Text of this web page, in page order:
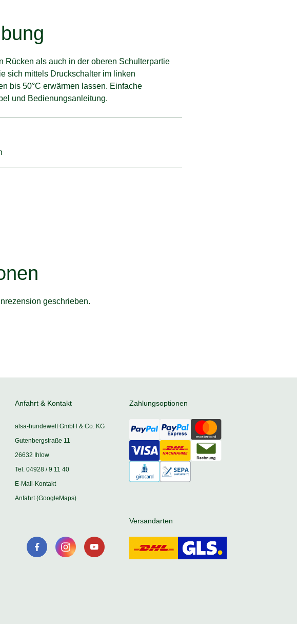
Rücken als auch in der oberen Schulterpartie
sich mittels Druckschalter im linken
bis 50°C erwärmen lassen. Einfache
und Bedienungsanleitung.
geschrieben.
Anfahrt & Kontakt
alsa-hundewelt GmbH & Co. KG
Gutenbergstraße 11
26632 Ihlow
Tel. 04928 / 9 11 40
E-Mail-Kontakt
Anfahrt (GoogleMaps)
Zahlungsoptionen
Versandarten